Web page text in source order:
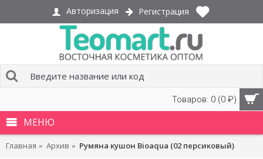
Авторизация Регистрация
Товаров: 0 (0 ₽)
МЕНЮ
Главная Архив Румяна кушон Bioaqua (02 персиковый)